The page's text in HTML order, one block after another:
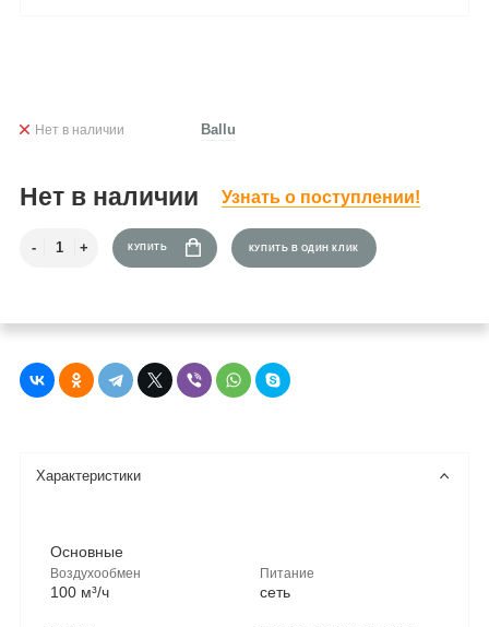
Нет в наличии Ballu
Нет в наличии Узнать о поступлении!
КУПИТЬ КУПИТЬ В ОДИН КЛИК
Характеристики
Основные
Воздухообмен
100 м³/ч
Питание
сеть